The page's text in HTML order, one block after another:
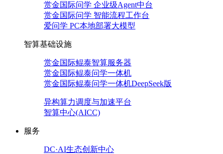
赏金国际问学 企业级Agent中台
赏金国际问学 智能流程工作台
爱问学 PC本地部署大模型
智算基础设施
赏金国际鲲泰智算服务器
赏金国际鲲泰问学一体机
赏金国际鲲泰问学一体机DeepSeek版
异构算力调度与加速平台
智算中心(AICC)
服务
DC·AI生态创新中心